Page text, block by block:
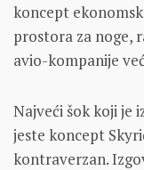
koncept
prostora za noge,
avio-kompanije
Najveći šok koji je
jeste koncept
kontraverzan.